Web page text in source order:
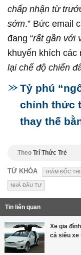
chấp nhận từ
sớm.” Bức email
đang “rất gần với
khuyến khích các
lại chế độ chiến
Tỷ phú
chính thức
thay thế
Theo Trí Thức Trẻ
TỪ KHÓA GIÁM ĐỐC
NHÀ ĐẦU TƯ
Tin liên quan
Xe gia
cả siêu xe